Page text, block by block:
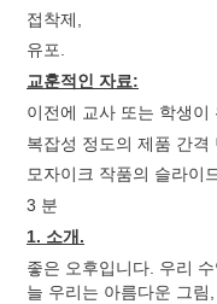
접착제,
유포.
교훈적인 자료:
이전에 교사 또는 학생이
복잡성 정도의 제품 간격
모자이크 작품의 슬라이
3 분
1. 소개.
좋은 오후입니다. 우리
늘 우리는 아름다운 그림